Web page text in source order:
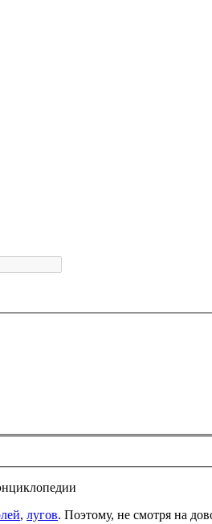
, лугов. Поэтому, не смотря на